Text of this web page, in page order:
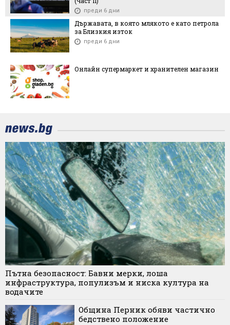
преди 6 дни
Държавата, в която млякото е като петрола
за Близкия изток
преди 6 дни
Онлайн супермаркет и хранителен магазин
Пътна безопасност: Бавни мерки, лоша
инфраструктура, популизъм и ниска култура на
водачите
Община Перник обяви частично
бедствено положение